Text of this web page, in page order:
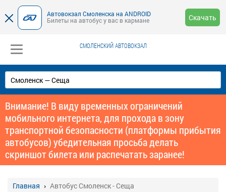
Автовокзал Смоленска на ANDROID
Билеты на автобус у вас в кармане
Скачать
СМОЛЕНСКИЙ АВТОВОКЗАЛ
Внимание! В виду временных ограничений
мобильного интернета, для прохода в зону
транспортной безопасности (платформы прибытия
автобусов) убедительная просьба делать
скриншот билета или распечатать заранее!
Главная Автобус Смоленск - Сеща